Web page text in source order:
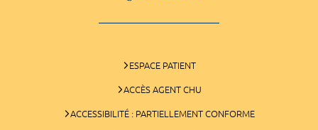
ESPACE PATIENT
ACCÈS AGENT CHU
ACCESSIBILITÉ : PARTIELLEMENT CONFORME